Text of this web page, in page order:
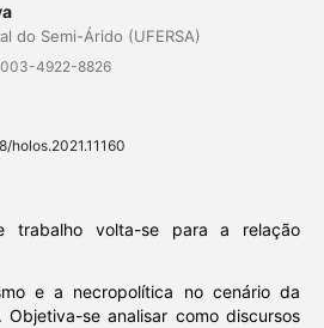
do Semi-Árido (UFERSA)
4922-8826
holos.2021.11160
trabalho volta-se para a relação
e a necropolítica no cenário da
se analisar como discursos